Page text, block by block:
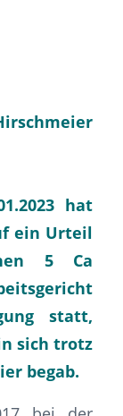
hat
ein Urteil
5 Ca
statt,
sich trotz
begab.